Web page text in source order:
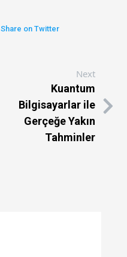
Share on Twitter
Next
Kuantum
Bilgisayarlar ile
Gerçeğe Yakın
Tahminler